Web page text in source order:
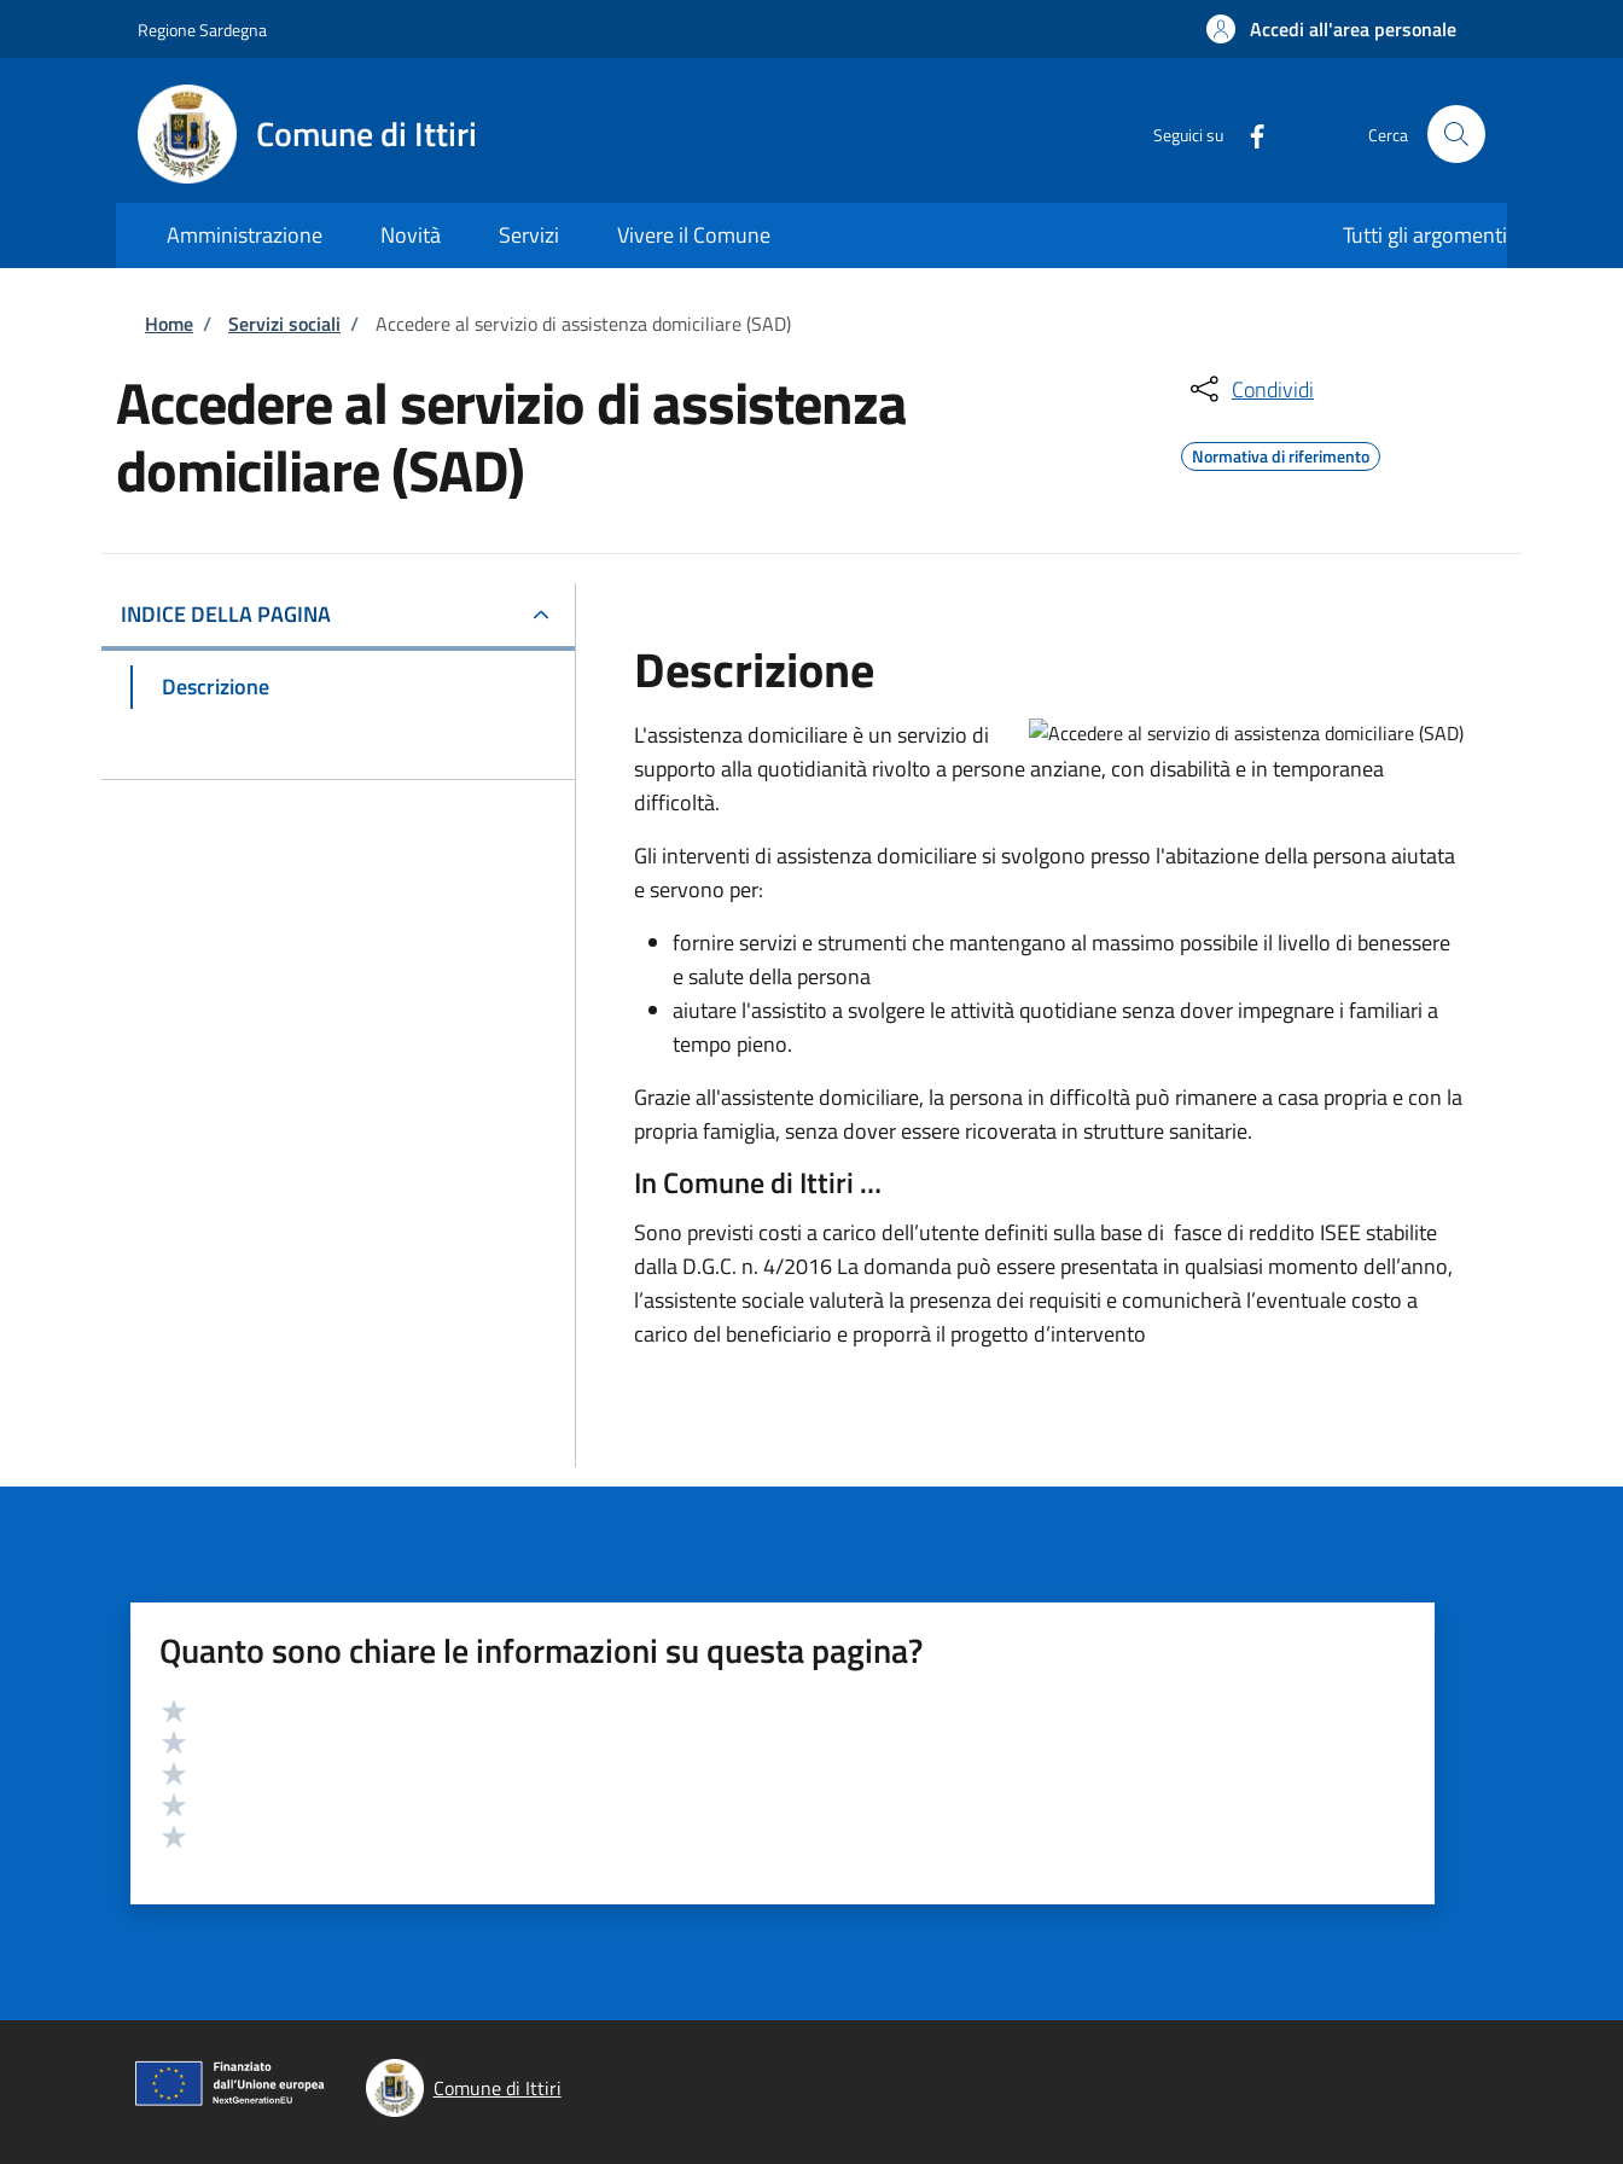
Regione Sardegna Accedi all'area personale
Comune di Ittiri Seguici su Cerca
Amministrazione Novità Servizi Vivere il Comune Tutti gli argomenti
Briciole di pane
Home / Servizi sociali / Accedere al servizio di assistenza domiciliare (SAD)
Accedere al servizio di assistenza
domiciliare (SAD)
Condividi
Normativa di riferimento
INDICE DELLA PAGINA
Descrizione Descrizione
L'assistenza domiciliare è un servizio di
supporto alla quotidianità rivolto a persone anziane, con disabilità e in temporanea
difficoltà.
Gli interventi di assistenza domiciliare si svolgono presso l'abitazione della persona aiutata
e servono per:
fornire servizi e strumenti che mantengano al massimo possibile il livello di benessere
e salute della persona
aiutare l'assistito a svolgere le attività quotidiane senza dover impegnare i familiari a
tempo pieno.
Grazie all'assistente domiciliare, la persona in difficoltà può rimanere a casa propria e con la
propria famiglia, senza dover essere ricoverata in strutture sanitarie.
In Comune di Ittiri …
Sono previsti costi a carico dell’utente definiti sulla base di fasce di reddito ISEE stabilite
dalla D.G.C. n. 4/2016 La domanda può essere presentata in qualsiasi momento dell’anno,
l’assistente sociale valuterà la presenza dei requisiti e comunicherà l’eventuale costo a
carico del beneficiario e proporrà il progetto d’intervento
Quanto sono chiare le informazioni su questa pagina?
Valutazione
Comune di Ittiri